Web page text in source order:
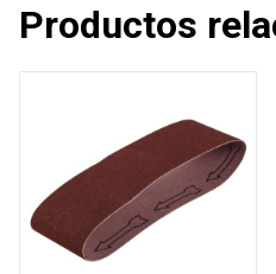
Productos